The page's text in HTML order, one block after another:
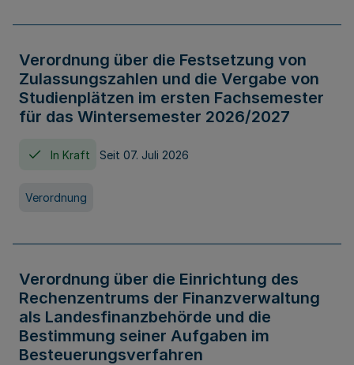
Verordnung über die Festsetzung von
Zulassungszahlen und die Vergabe von
Studienplätzen im ersten Fachsemester
für das Wintersemester 2026/2027
In Kraft Seit 07. Juli 2026
Verordnung
Verordnung über die Einrichtung des
Rechenzentrums der Finanzverwaltung
als Landesfinanzbehörde und die
Bestimmung seiner Aufgaben im
Besteuerungsverfahren